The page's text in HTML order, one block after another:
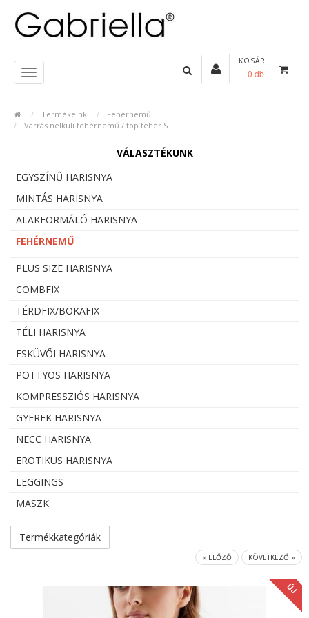
KOSÁR
0 db
Termékeink
Fehérnemű
Varrás nélküli fehérnemű / top fehér S
VÁLASZTÉKUNK
EGYSZÍNŰ HARISNYA
MINTÁS HARISNYA
ALAKFORMÁLÓ HARISNYA
FEHÉRNEMŰ
PLUS SIZE HARISNYA
COMBFIX
TÉRDFIX/BOKAFIX
TÉLI HARISNYA
ESKÜVŐI HARISNYA
PÖTTYÖS HARISNYA
KOMPRESSZIÓS HARISNYA
GYEREK HARISNYA
NECC HARISNYA
EROTIKUS HARISNYA
LEGGINGS
MASZK
Termékkategóriák
« ELŐZŐ KÖVETKEZŐ »
ÚJ